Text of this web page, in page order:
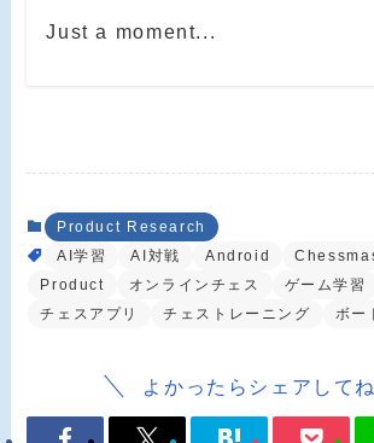
Just a moment...
Product Research
AI学習
AI対戦 Android
Product
オンラインチェス ゲーム学習
チェスアプリ
チェストレーニング ボー
よかったらシェアしてね